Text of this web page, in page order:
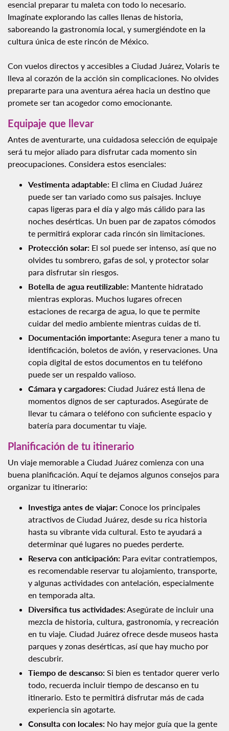
esencial preparar tu maleta con todo lo necesario.
Imagínate explorando las calles llenas de historia,
saboreando la gastronomía local, y sumergiéndote en la
cultura única de este rincón de México.
Con vuelos directos y accesibles a Ciudad Juárez, Volaris te
lleva al corazón de la acción sin complicaciones. No olvides
prepararte para una aventura aérea hacia un destino que
promete ser tan acogedor como emocionante.
Equipaje que llevar
Antes de aventurarte, una cuidadosa selección de equipaje
será tu mejor aliado para disfrutar cada momento sin
preocupaciones. Considera estos esenciales:
Vestimenta adaptable: El clima en Ciudad Juárez
puede ser tan variado como sus paisajes. Incluye
capas ligeras para el día y algo más cálido para las
noches desérticas. Un buen par de zapatos cómodos
te permitirá explorar cada rincón sin limitaciones.
Protección solar: El sol puede ser intenso, así que no
olvides tu sombrero, gafas de sol, y protector solar
para disfrutar sin riesgos.
Botella de agua reutilizable: Mantente hidratado
mientras exploras. Muchos lugares ofrecen
estaciones de recarga de agua, lo que te permite
cuidar del medio ambiente mientras cuidas de ti.
Documentación importante:Asegura tener a mano tu
identificación, boletos de avión, y reservaciones. Una
copia digital de estos documentos en tu teléfono
puede ser un respaldo valioso.
Cámara y cargadores: Ciudad Juárez está llena de
momentos dignos de ser capturados. Asegúrate de
llevar tu cámara o teléfono con suficiente espacio y
batería para documentar tu viaje.
Planificación de tu itinerario
Un viaje memorable a Ciudad Juárez comienza con una
buena planificación. Aquí te dejamos algunos consejos para
organizar tu itinerario:
Investiga antes de viajar: Conoce los principales
atractivos de Ciudad Juárez, desde su rica historia
hasta su vibrante vida cultural. Esto te ayudará a
determinar qué lugares no puedes perderte.
Reserva con anticipación: Para evitar contratiempos,
es recomendable reservar tu alojamiento, transporte,
y algunas actividades con antelación, especialmente
en temporada alta.
Diversifica tus actividades:Asegúrate de incluir una
mezcla de historia, cultura, gastronomía, y recreación
en tu viaje. Ciudad Juárez ofrece desde museos hasta
parques y zonas desérticas, así que hay mucho por
descubrir.
Tiempo de descanso: Si bien es tentador querer verlo
todo, recuerda incluir tiempo de descanso en tu
itinerario. Esto te permitirá disfrutar más de cada
experiencia sin agotarte.
Consulta con locales: No hay mejor guía que la gente